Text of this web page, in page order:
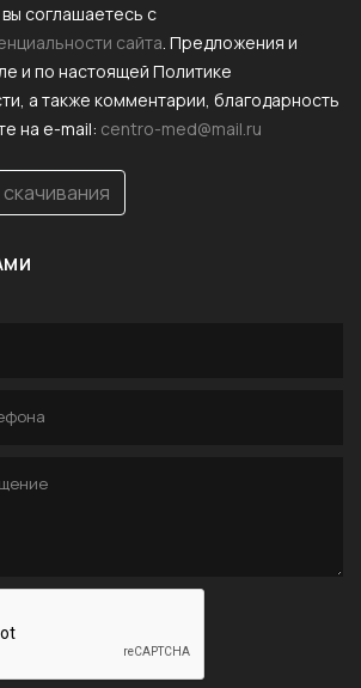
соглашаетесь с
сайта. Предложения и
и по настоящей Политике
а также комментарии, благодарность
на e-mail: centro-med@mail.ru